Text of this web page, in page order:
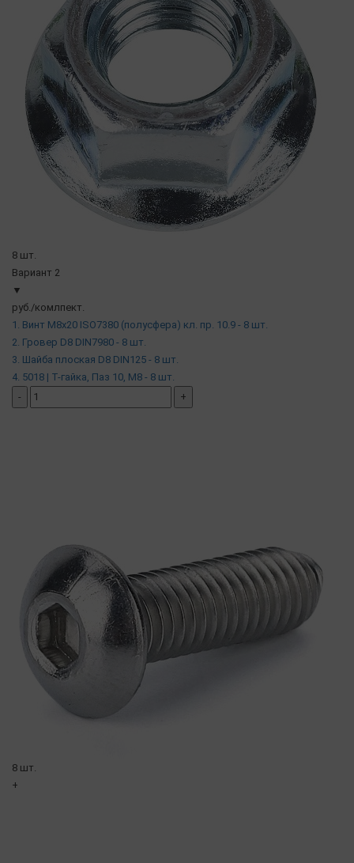
8 шт.
Вариант 2
▼
руб./комлпект.
1. Винт М8х20 ISO7380 (полусфера) кл. пр. 10.9 - 8 шт.
2. Гровер D8 DIN7980 - 8 шт.
3. Шайба плоская D8 DIN125 - 8 шт.
4. 5018 | Т-гайка, Паз 10, М8 - 8 шт.
-
+
8 шт.
+